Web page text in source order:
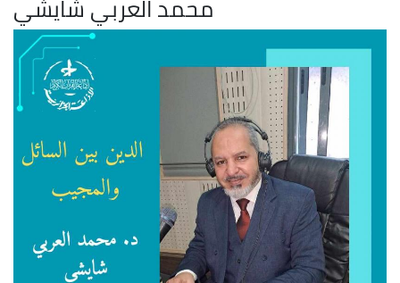
محمد العربي شايشي